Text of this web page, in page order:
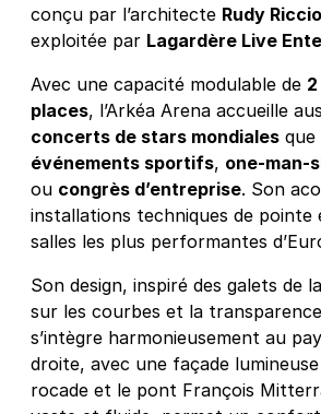
conçu par l’architecte Rudy
exploitée par Lagardère Live
Avec une capacité modulable de
places, l’Arkéa Arena accueille
concerts de stars mondiales que
événements sportifs, one-man-
ou congrès d’entreprise. Son
installations techniques de pointe
salles les plus performantes
Son design, inspiré des galets de
sur les courbes et la
s’intègre harmonieusement au
droite, avec une façade
rocade et le pont François